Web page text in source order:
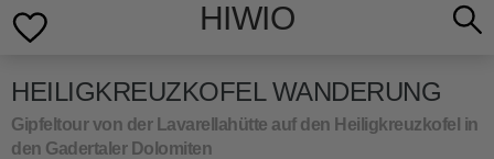
HIWIO
HEILIGKREUZKOFEL WANDERUNG
Gipfeltour von der Lavarellahütte auf den Heiligkreuzkofel in
den Gadertaler Dolomiten